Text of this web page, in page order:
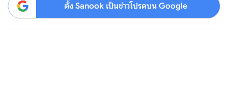
ตั้ง Sanook เป็นข่าวโปรดบน Google